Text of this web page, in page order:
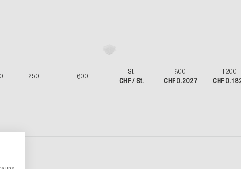
250 600
St.
CHF / St.
600
CHF 0.2027
1200
CHF